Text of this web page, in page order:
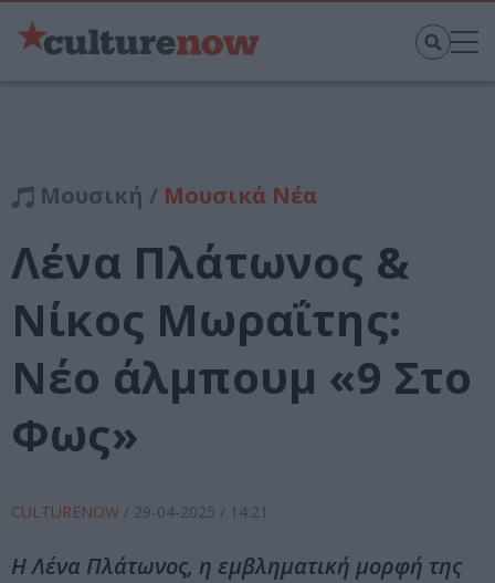
Μουσική / Μουσικά Νέα
Λένα Πλάτωνος &
Νίκος Μωραΐτης:
Νέο άλμπουμ «9 Στο
Φως»
CULTURENOW / 29-04-2025 / 14:21
Η Λένα Πλάτωνος, η εμβληματική μορφή της